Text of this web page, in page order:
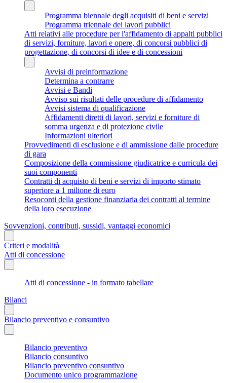
Programma biennale degli acquisiti di beni e servizi
Programma triennale dei lavori pubblici
Atti relativi alle procedure per l'affidamento di appalti pubblici
di servizi, forniture, lavori e opere, di concorsi pubblici di
progettazione, di concorsi di idee e di concessioni
Avvisi di preinformazione
Determina a contrarre
Avvisi e Bandi
Avviso sui risultati delle procedure di affidamento
Avvisi sistema di qualificazione
Affidamenti diretti di lavori, servizi e forniture di
somma urgenza e di protezione civile
Informazioni ulteriori
Provvedimenti di esclusione e di ammissione dalle procedure
di gara
Composizione della commissione giudicatrice e curricula dei
suoi componenti
Contratti di acquisto di beni e servizi di importo stimato
superiore a 1 milione di euro
Resoconti della gestione finanziaria dei contratti al termine
della loro esecuzione
Sovvenzioni, contributi, sussidi, vantaggi economici
Criteri e modalità
Atti di concessione
Atti di concessione - in formato tabellare
Bilanci
Bilancio preventivo e consuntivo
Bilancio preventivo
Bilancio consuntivo
Bilancio preventivo consuntivo
Documento unico programmazione